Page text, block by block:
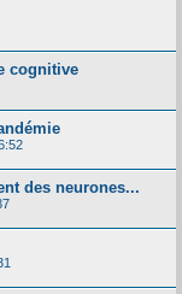
cognitive
des neurones...